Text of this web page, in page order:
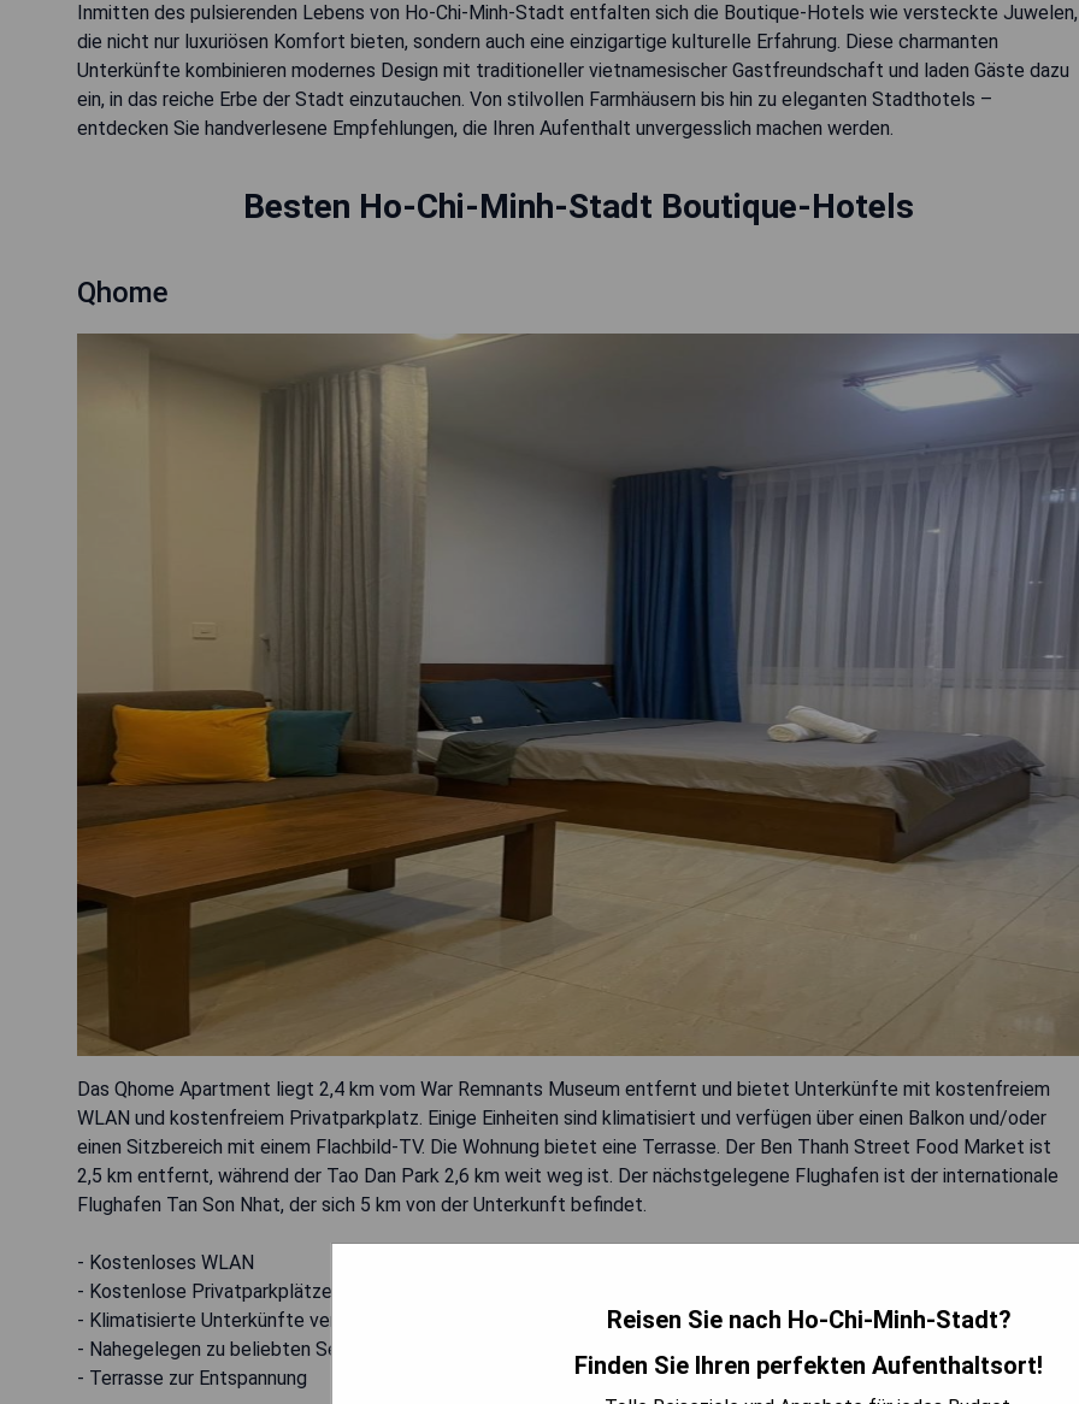
Inmitten des pulsierenden Lebens von Ho-Chi-Minh-Stadt entfalten sich die Boutique-Hotels wie versteckte Juwelen,
die nicht nur luxuriösen Komfort bieten, sondern auch eine einzigartige kulturelle Erfahrung. Diese charmanten
Unterkünfte kombinieren modernes Design mit traditioneller vietnamesischer Gastfreundschaft und laden Gäste dazu
ein, in das reiche Erbe der Stadt einzutauchen. Von stilvollen Farmhäusern bis hin zu eleganten Stadthotels –
entdecken Sie handverlesene Empfehlungen, die Ihren Aufenthalt unvergesslich machen werden.
Besten Ho-Chi-Minh-Stadt Boutique-Hotels
Qhome
Das Qhome Apartment liegt 2,4 km vom War Remnants Museum entfernt und bietet Unterkünfte mit kostenfreiem
WLAN und kostenfreiem Privatparkplatz. Einige Einheiten sind klimatisiert und verfügen über einen Balkon und/oder
einen Sitzbereich mit einem Flachbild-TV. Die Wohnung bietet eine Terrasse. Der Ben Thanh Street Food Market ist
2,5 km entfernt, während der Tao Dan Park 2,6 km weit weg ist. Der nächstgelegene Flughafen ist der internationale
Flughafen Tan Son Nhat, der sich 5 km von der Unterkunft befindet.
- Kostenloses WLAN
- Kostenlose Privatparkplätze
- Klimatisierte Unterkünfte verfügbar
- Nahegelegen zu beliebten Sehenswürdigkeiten
- Terrasse zur Entspannung
Reisen Sie nach Ho-Chi-Minh-Stadt?
Finden Sie Ihren perfekten Aufenthaltsort!